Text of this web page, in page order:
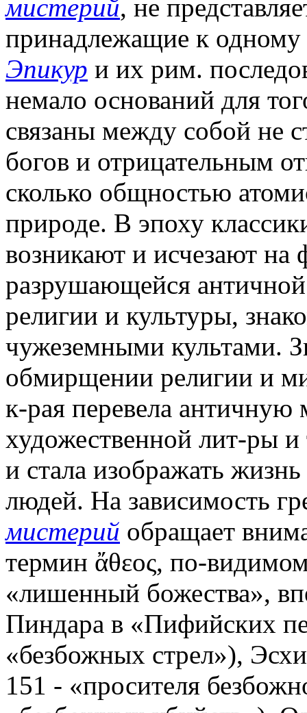
мистерий, не
принадлежащие к
Эпикур и их рим.
немало оснований для
связаны между собой не
богов и отрицательным
сколько общностью
природе. В эпоху
возникают и исчезают на
разрушающейся
религии и культуры,
чужеземными культами.
обмирщении религии и
к-рая перевела
художественной лит-ры
и стала изображать
людей. На зависимость
мистерий обращает
термин ἄθεος, по-
«лишенный божества»,
Пиндара в «Пифийских
«безбожных стрел»),
151 - «просителя